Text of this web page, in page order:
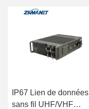
IP67 Lien de données
sans fil UHF/VHF